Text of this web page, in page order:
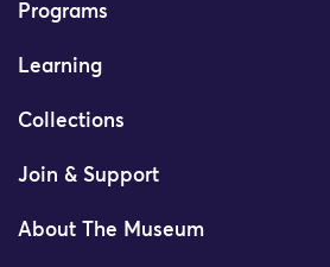
Programs
Learning
Collections
Join & Support
About The Museum